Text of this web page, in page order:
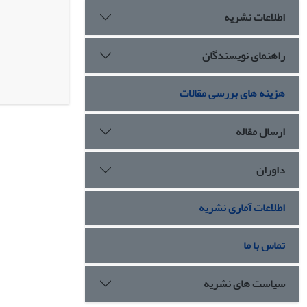
اطلاعات نشریه
راهنمای نویسندگان
هزینه های بررسی مقالات
ارسال مقاله
داوران
اطلاعات آماری نشریه
تماس با ما
سیاست های نشریه